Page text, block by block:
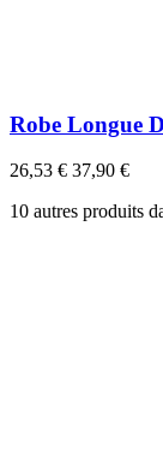
Robe Longue
26,53 € 37,90 €
10 autres produits